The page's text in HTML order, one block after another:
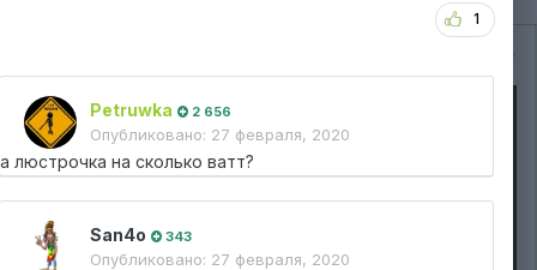
1
Petruwka 2 656
Опубликовано: 27 февраля, 2020
а люстрочка на сколько ватт?
San4o 343
Опубликовано: 27 февраля, 2020